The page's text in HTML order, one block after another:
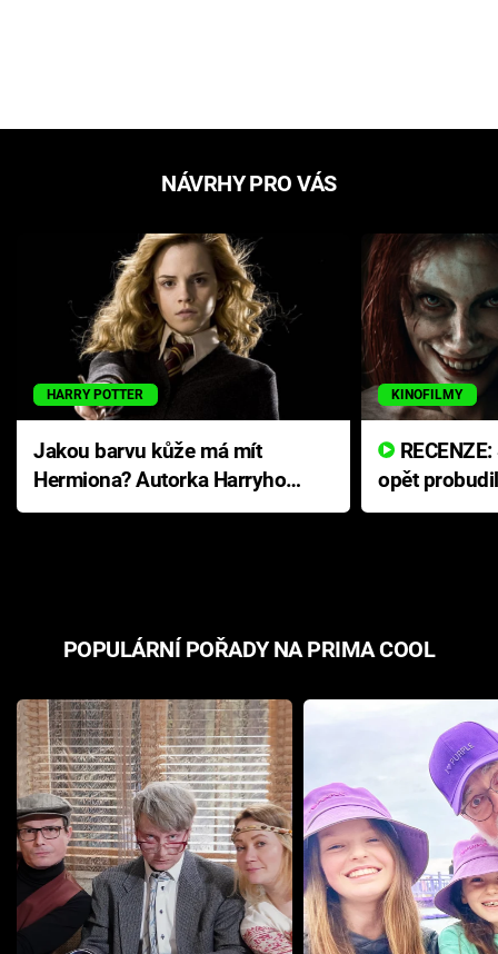
NÁVRHY PRO VÁS
HARRY POTTER
Jakou barvu kůže má mít
Hermiona? Autorka Harryho
Pottera přišla s ráznou
KINOFILMY
opět
přichází s
POPULÁRNÍ POŘADY NA PRIMA COOL